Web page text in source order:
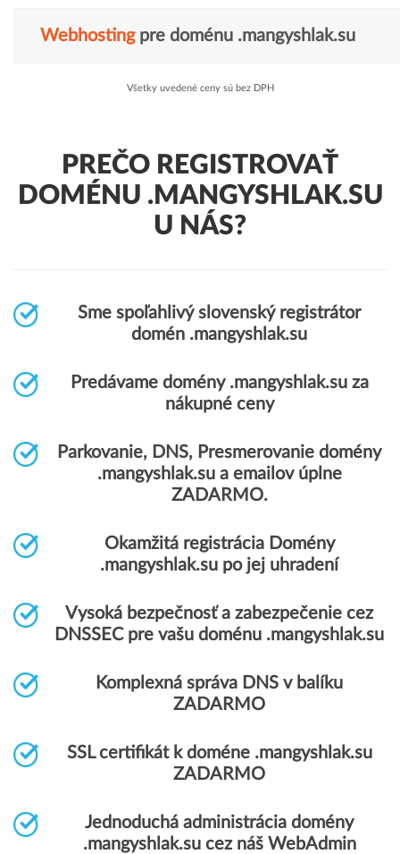
Webhostingpre doménu .mangyshlak.su
Všetky uvedené ceny sú bez DPH
PREČO REGISTROVAŤ
DOMÉNU .MANGYSHLAK.SU
U NÁS?
Sme spoľahlivý slovenský registrátor
domén .mangyshlak.su
Predávame domény .mangyshlak.su za
nákupné ceny
Parkovanie, DNS, Presmerovanie domény
.mangyshlak.su a emailov úplne
ZADARMO.
Okamžitá registrácia Domény
.mangyshlak.su po jej uhradení
Vysoká bezpečnosť a zabezpečenie cez
DNSSEC pre vašu doménu .mangyshlak.su
Komplexná správa DNS v balíku
ZADARMO
SSL certifikát k doméne .mangyshlak.su
ZADARMO
Jednoduchá administrácia domény
.mangyshlak.su cez náš WebAdmin